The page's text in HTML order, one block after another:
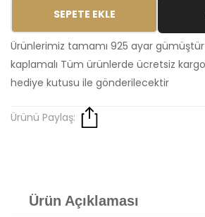
SEPETE EKLE
Ürünlerimiz tamamı 925 ayar
kaplamalı Tüm ürünlerde ücretsiz
hediye kutusu ile gönderilecektir
Ürünü Paylaş:
Ürün Açıklaması